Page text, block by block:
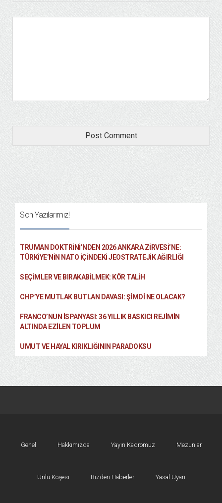
Son Yazılarımız!
TRUMAN DOKTRINI’NDEN 2026 ANKARA ZIRVESI’NE:
TÜRKIYE’NIN NATO İÇINDEKI JEOSTRATEJIK AĞIRLIĞI
SEÇIMLER VE BIRAKABILMEK: KÖR TALIH
CHP’YE MUTLAK BUTLAN DAVASI: ŞİMDİ NE OLACAK?
FRANCO’NUN İSPANYASI: 36 YILLIK BASKICI REJIMIN
ALTINDA EZILEN TOPLUM
UMUT VE HAYAL KIRIKLIĞININ PARADOKSU
Genel Hakkımızda Yayın Kadromuz Mezunlar
Ünlü Köşesi Bizden Haberler Yasal Uyarı